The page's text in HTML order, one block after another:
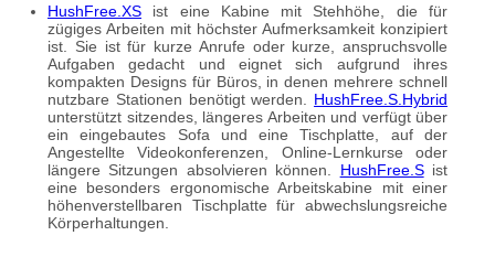
HushFree.XS ist eine Kabine mit Stehhöhe, die für
zügiges Arbeiten mit höchster Aufmerksamkeit konzipiert
ist. Sie ist für kurze Anrufe oder kurze, anspruchsvolle
Aufgaben gedacht und eignet sich aufgrund ihres
kompakten Designs für Büros, in denen mehrere schnell
nutzbare Stationen benötigt werden. HushFree.S.Hybrid
unterstützt sitzendes, längeres Arbeiten und verfügt über
ein eingebautes Sofa und eine Tischplatte, auf der
Angestellte Videokonferenzen, Online-Lernkurse oder
längere Sitzungen absolvieren können. HushFree.Sist
eine besonders ergonomische Arbeitskabine mit einer
höhenverstellbaren Tischplatte für abwechslungsreiche
Körperhaltungen.